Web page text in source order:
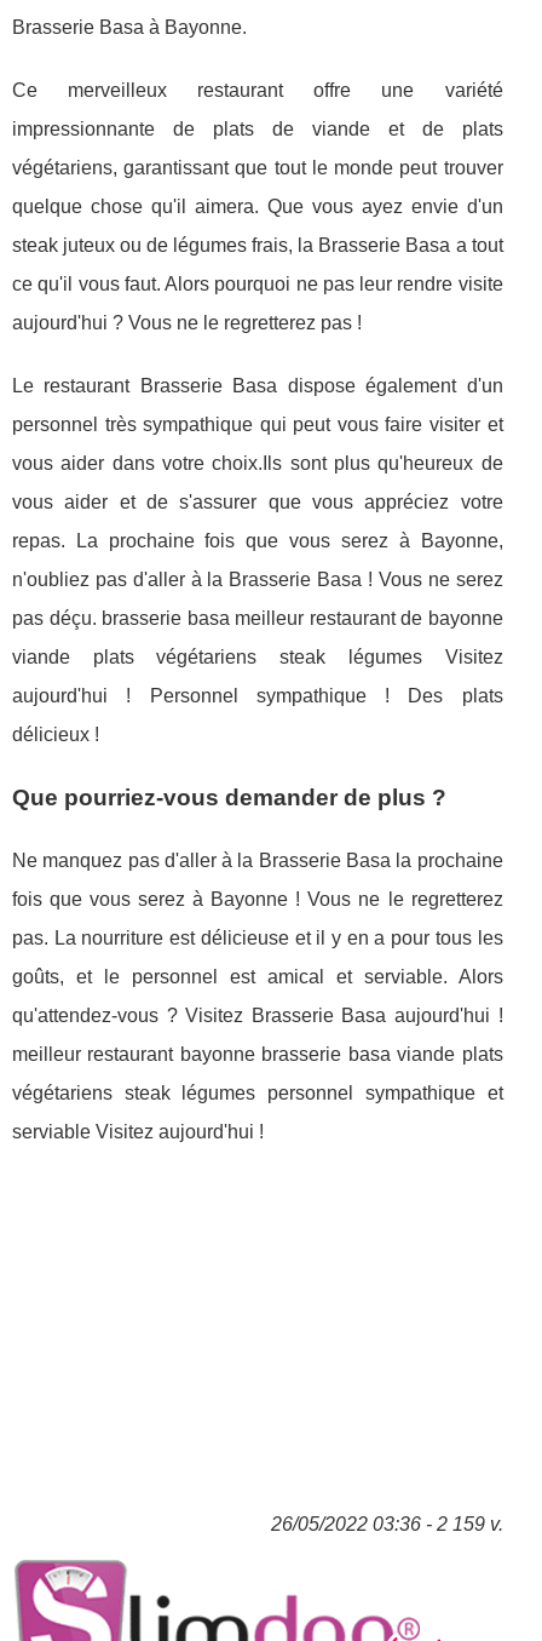
Brasserie Basa à Bayonne.
Ce merveilleux restaurant offre une variété
impressionnante de plats de viande et de plats
végétariens, garantissant que tout le monde peut trouver
quelque chose qu'il aimera. Que vous ayez envie d'un
steak juteux ou de légumes frais, la Brasserie Basa a tout
ce qu'il vous faut. Alors pourquoi ne pas leur rendre visite
aujourd'hui ? Vous ne le regretterez pas !
Le restaurant Brasserie Basa dispose également d'un
personnel très sympathique qui peut vous faire visiter et
vous aider dans votre choix.Ils sont plus qu'heureux de
vous aider et de s'assurer que vous appréciez votre
repas. La prochaine fois que vous serez à Bayonne,
n'oubliez pas d'aller à la Brasserie Basa ! Vous ne serez
pas déçu. brasserie basa meilleur restaurant de bayonne
viande plats végétariens steak légumes Visitez
aujourd'hui ! Personnel sympathique ! Des plats
délicieux !
Que pourriez-vous demander de plus ?
Ne manquez pas d'aller à la Brasserie Basa la prochaine
fois que vous serez à Bayonne ! Vous ne le regretterez
pas. La nourriture est délicieuse et il y en a pour tous les
goûts, et le personnel est amical et serviable. Alors
qu'attendez-vous ? Visitez Brasserie Basa aujourd'hui !
meilleur restaurant bayonne brasserie basa viande plats
végétariens steak légumes personnel sympathique et
serviable Visitez aujourd'hui !
26/05/2022 03:36 - 2 159 v.